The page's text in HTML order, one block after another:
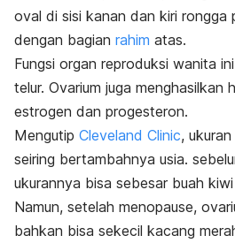
oval di sisi kanan dan kiri rongga
dengan bagian rahim atas.
Fungsi organ reproduksi wanita
telur. Ovarium juga menghasilkan
estrogen dan progesteron.
Mengutip Cleveland Clinic,
seiring bertambahnya usia.
ukurannya bisa sebesar buah
Namun, setelah menopause,
bahkan bisa sekecil kacang